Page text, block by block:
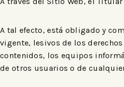
A tal efecto, está obligado y
vigente, lesivos de los
contenidos, los equipos
de otros usuarios o de